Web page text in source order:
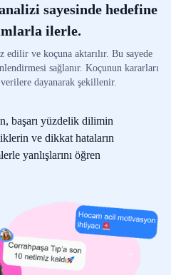
sayesinde hedefine
ilerle.
ve koçuna aktarılır. Bu sayede
sağlanır. Koçunun kararları
dayanarak şekillenir.
başarı yüzdelik dilimin
ve dikkat hataların
yanlışlarını öğren